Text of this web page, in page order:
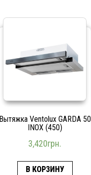
Вытяжка Ventolux GARDA 50
INOX (450)
3,420грн.
В КОРЗИНУ